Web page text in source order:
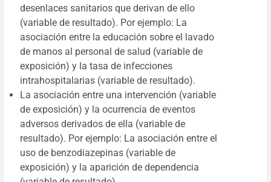
desenlaces sanitarios que derivan de ello
(variable de resultado). Por ejemplo: La
asociación entre la educación sobre el lavado
de manos al personal de salud (variable de
exposición) y la tasa de infecciones
intrahospitalarias (variable de resultado).
La asociación entre una intervención (variable
de exposición) y la ocurrencia de eventos
adversos derivados de ella (variable de
resultado). Por ejemplo: La asociación entre el
uso de benzodiazepinas (variable de
exposición) y la aparición de dependencia